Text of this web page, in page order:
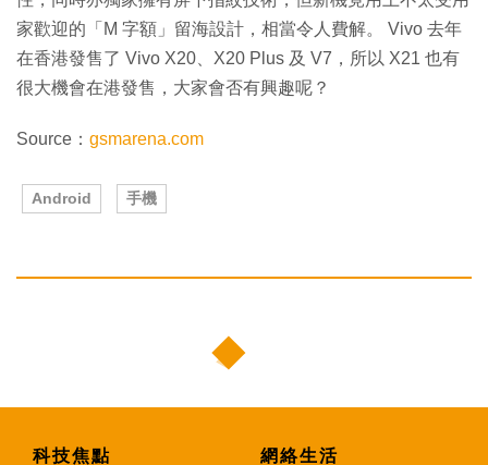
家歡迎的「M 字額」留海設計，相當令人費解。 Vivo 去年
在香港發售了 Vivo X20、X20 Plus 及 V7，所以 X21 也有
很大機會在港發售，大家會否有興趣呢？
Source： gsmarena.com
Android 手機
科技焦點 網絡生活